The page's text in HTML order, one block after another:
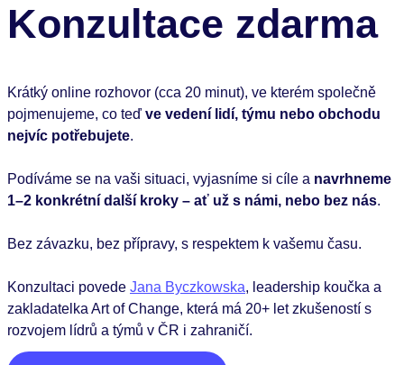
Konzultace zdarma
Krátký online rozhovor (cca 20 minut), ve kterém společně
pojmenujeme, co teď ve vedení lidí, týmu nebo obchodu
nejvíc potřebujete.
Podíváme se na vaši situaci, vyjasníme si cíle a navrhneme
1–2 konkrétní další kroky – ať už s námi, nebo bez nás.
Bez závazku, bez přípravy, s respektem k vašemu času.
Konzultaci povede Jana Byczkowska, leadership koučka a
zakladatelka Art of Change, která má 20+ let zkušeností s
rozvojem lídrů a týmů v ČR i zahraničí.